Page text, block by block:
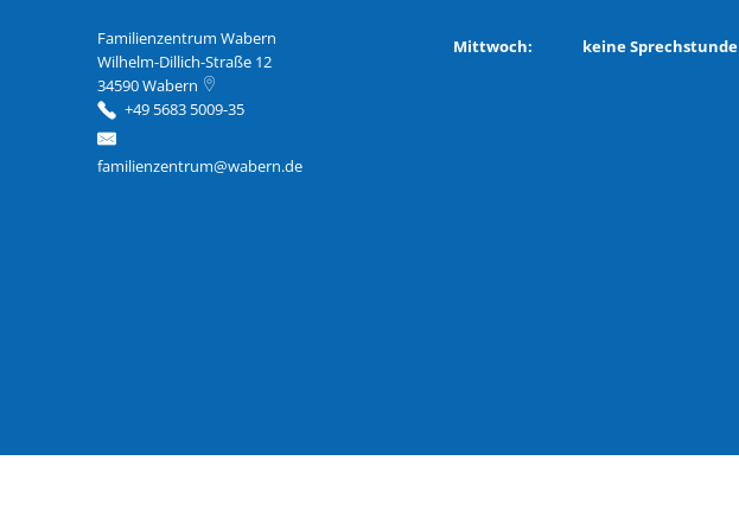
Familienzentrum Wabern
Familienzentrum Wabern
Wilhelm-Dillich-Straße 12
34590Wabern
+49 5683 5009-35
familienzentrum@wabern.de
Mittwoch: keine Sprechstunde